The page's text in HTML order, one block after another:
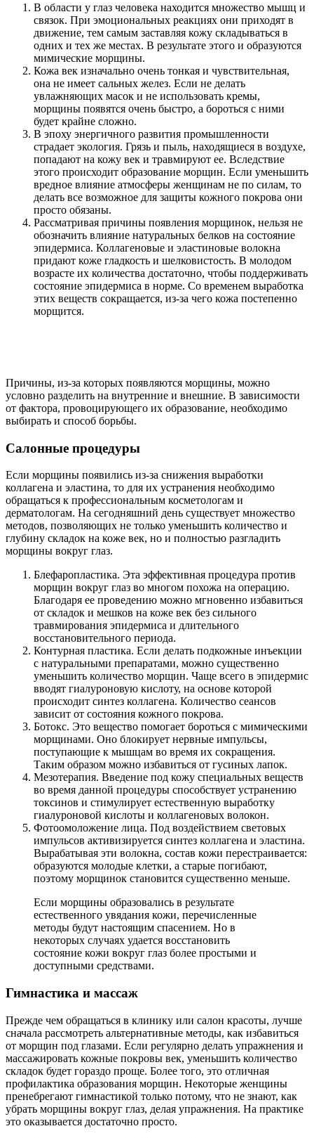
В области у глаз человека находится множество мышц и
связок. При эмоциональных реакциях они приходят в
движение, тем самым заставляя кожу складываться в
одних и тех же местах. В результате этого и образуются
мимические морщины.
Кожа век изначально очень тонкая и чувствительная,
она не имеет сальных желез. Если не делать
увлажняющих масок и не использовать кремы,
морщины появятся очень быстро, а бороться с ними
будет крайне сложно.
В эпоху энергичного развития промышленности
страдает экология. Грязь и пыль, находящиеся в воздухе,
попадают на кожу век и травмируют ее. Вследствие
этого происходит образование морщин. Если уменьшить
вредное влияние атмосферы женщинам не по силам, то
делать все возможное для защиты кожного покрова они
просто обязаны.
Рассматривая причины появления морщинок, нельзя не
обозначить влияние натуральных белков на состояние
эпидермиса. Коллагеновые и эластиновые волокна
придают коже гладкость и шелковистость. В молодом
возрасте их количества достаточно, чтобы поддерживать
состояние эпидермиса в норме. Со временем выработка
этих веществ сокращается, из-за чего кожа постепенно
морщится.
Причины, из-за которых появляются морщины, можно
условно разделить на внутренние и внешние. В зависимости
от фактора, провоцирующего их образование, необходимо
выбирать и способ борьбы.
Салонные процедуры
Если морщины появились из-за снижения выработки
коллагена и эластина, то для их устранения необходимо
обращаться к профессиональным косметологам и
дерматологам. На сегодняшний день существует множество
методов, позволяющих не только уменьшить количество и
глубину складок на коже век, но и полностью разгладить
морщины вокруг глаз.
Блефаропластика. Эта эффективная процедура против
морщин вокруг глаз во многом похожа на операцию.
Благодаря ее проведению можно мгновенно избавиться
от складок и мешков на коже век без сильного
травмирования эпидермиса и длительного
восстановительного периода.
Контурная пластика. Если делать подкожные инъекции
с натуральными препаратами, можно существенно
уменьшить количество морщин. Чаще всего в эпидермис
вводят гиалуроновую кислоту, на основе которой
происходит синтез коллагена. Количество сеансов
зависит от состояния кожного покрова.
Ботокс. Это вещество помогает бороться с мимическими
морщинами. Оно блокирует нервные импульсы,
поступающие к мышцам во время их сокращения.
Таким образом можно избавиться от гусиных лапок.
Мезотерапия. Введение под кожу специальных веществ
во время данной процедуры способствует устранению
токсинов и стимулирует естественную выработку
гиалуроновой кислоты и коллагеновых волокон.
Фотоомоложение лица. Под воздействием световых
импульсов активизируется синтез коллагена и эластина.
Вырабатывая эти волокна, состав кожи перестраивается:
образуются молодые клетки, а старые погибают,
поэтому морщинок становится существенно меньше.
Если морщины образовались в результате
естественного увядания кожи, перечисленные
методы будут настоящим спасением. Но в
некоторых случаях удается восстановить
состояние кожи вокруг глаз более простыми и
доступными средствами.
Гимнастика и массаж
Прежде чем обращаться в клинику или салон красоты, лучше
сначала рассмотреть альтернативные методы, как избавиться
от морщин под глазами. Если регулярно делать упражнения и
массажировать кожные покровы век, уменьшить количество
складок будет гораздо проще. Более того, это отличная
профилактика образования морщин. Некоторые женщины
пренебрегают гимнастикой только потому, что не знают, как
убрать морщины вокруг глаз, делая упражнения. На практике
это оказывается достаточно просто.